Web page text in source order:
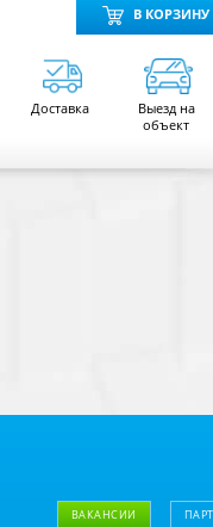
В КОРЗИНУ
Доставка
Выезд на
объект
ВАКАНСИИ